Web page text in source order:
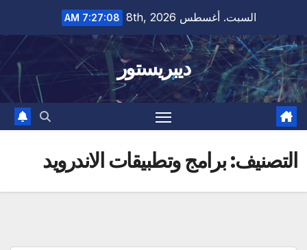
content
السبت. أغسطس 8th, 2026 7:27:09 AM
ديبريستور
التصنيف:برامج وتطبيقات الاندرويد